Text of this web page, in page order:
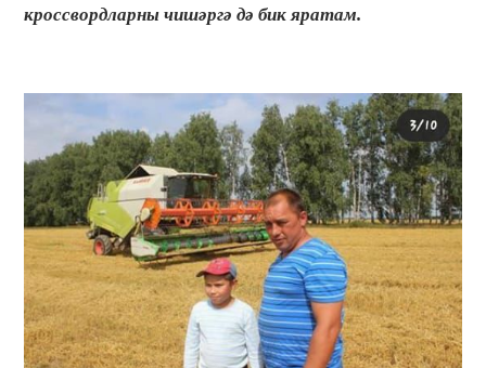
кроссвордларны чишәргә дә бик яратам.